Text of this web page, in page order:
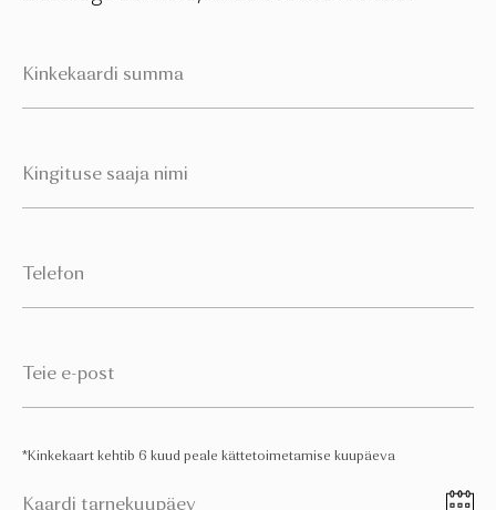
*Kinkekaart kehtib 6 kuud peale kättetoimetamise kuupäeva